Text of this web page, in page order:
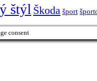
štýl Škoda šport
consent